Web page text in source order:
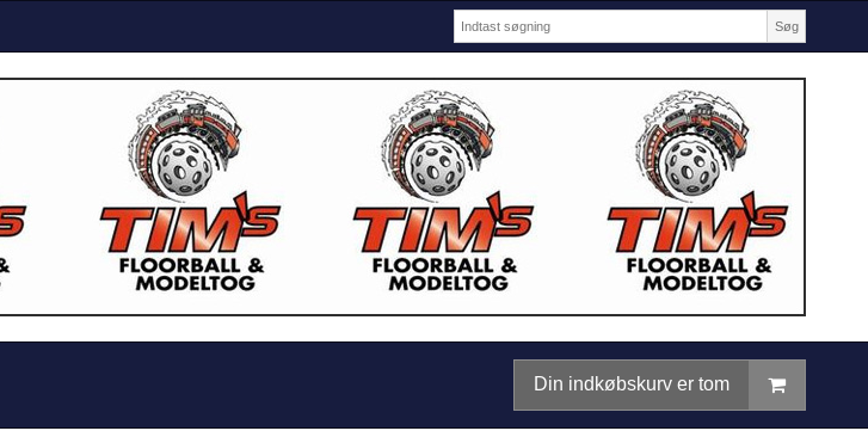
Søg
Din indkøbskurv er tom